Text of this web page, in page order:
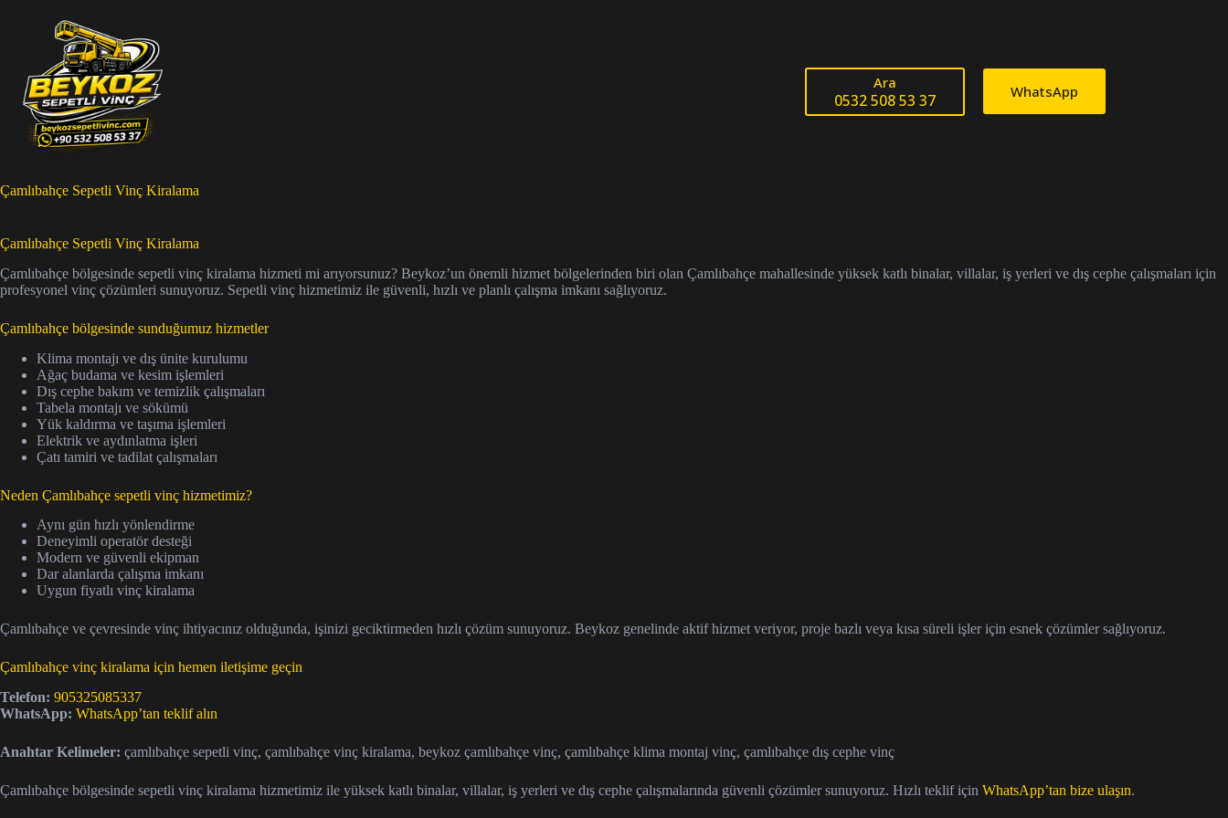
Ara
0532 508 53 37 WhatsApp
Çamlıbahçe Sepetli Vinç Kiralama
Çamlıbahçe Sepetli Vinç Kiralama
Çamlıbahçe bölgesinde sepetli vinç kiralama hizmeti mi arıyorsunuz? Beykoz’un önemli hizmet bölgelerinden biri olan Çamlıbahçe mahallesinde yüksek katlı binalar, villalar, iş yerleri ve dış cephe çalışmaları için
profesyonel vinç çözümleri sunuyoruz. Sepetli vinç hizmetimiz ile güvenli, hızlı ve planlı çalışma imkanı sağlıyoruz.
Çamlıbahçe bölgesinde sunduğumuz hizmetler
Klima montajı ve dış ünite kurulumu
Ağaç budama ve kesim işlemleri
Dış cephe bakım ve temizlik çalışmaları
Tabela montajı ve sökümü
Yük kaldırma ve taşıma işlemleri
Elektrik ve aydınlatma işleri
Çatı tamiri ve tadilat çalışmaları
Neden Çamlıbahçe sepetli vinç hizmetimiz?
Aynı gün hızlı yönlendirme
Deneyimli operatör desteği
Modern ve güvenli ekipman
Dar alanlarda çalışma imkanı
Uygun fiyatlı vinç kiralama
Çamlıbahçe ve çevresinde vinç ihtiyacınız olduğunda, işinizi geciktirmeden hızlı çözüm sunuyoruz. Beykoz genelinde aktif hizmet veriyor, proje bazlı veya kısa süreli işler için esnek çözümler sağlıyoruz.
Çamlıbahçe vinç kiralama için hemen iletişime geçin
Telefon: 905325085337
WhatsApp: WhatsApp’tan teklif alın
Anahtar Kelimeler: çamlıbahçe sepetli vinç, çamlıbahçe vinç kiralama, beykoz çamlıbahçe vinç, çamlıbahçe klima montaj vinç, çamlıbahçe dış cephe vinç
Çamlıbahçe bölgesinde sepetli vinç kiralama hizmetimiz ile yüksek katlı binalar, villalar, iş yerleri ve dış cephe çalışmalarında güvenli çözümler sunuyoruz. Hızlı teklif için WhatsApp’tan bize ulaşın.